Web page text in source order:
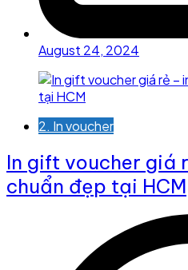
August 24, 2024
2. In voucher
In gift voucher giá
chuẩn đẹp tại HCM